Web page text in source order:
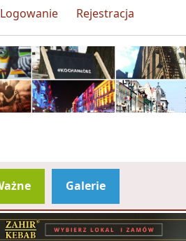
Logowanie Rejestracja
Galerie